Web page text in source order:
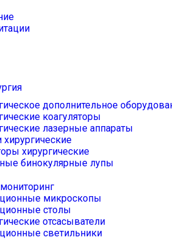
дополнительное
коагуляторы
лазерные аппараты
хирургические
бинокулярные лупы
микроскопы
столы
отсасыватели
светильники